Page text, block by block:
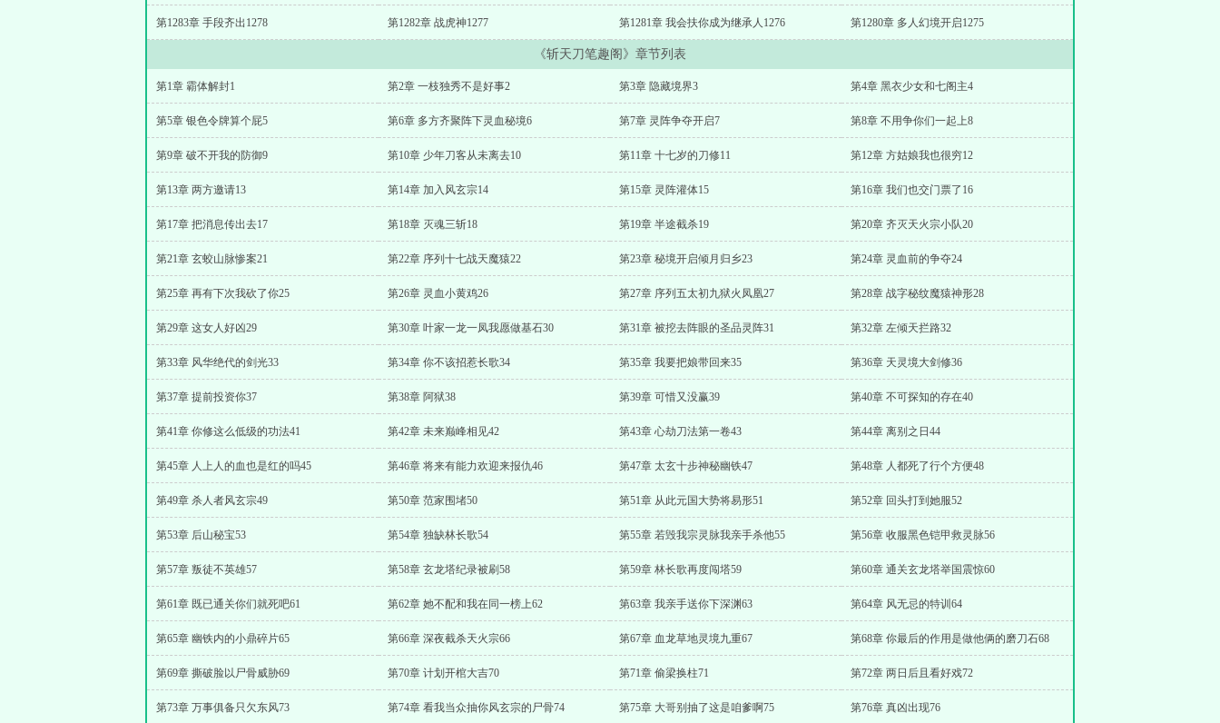
第1283章 手段齐出1278 第1282章 战虎神1277 第1281章 我会扶你成为继承人1276 第1280章 多人幻境开启1275
《斩天刀笔趣阁》章节列表
第1章 霸体解封1 第2章 一枝独秀不是好事2 第3章 隐藏境界3 第4章 黑衣少女和七阁主4
第5章 银色令牌算个屁5 第6章 多方齐聚阵下灵血秘境6 第7章 灵阵争夺开启7 第8章 不用争你们一起上8
第9章 破不开我的防御9 第10章 少年刀客从未离去10 第11章 十七岁的刀修11 第12章 方姑娘我也很穷12
第13章 两方邀请13 第14章 加入风玄宗14 第15章 灵阵灌体15 第16章 我们也交门票了16
第17章 把消息传出去17 第18章 灭魂三斩18 第19章 半途截杀19 第20章 齐灭天火宗小队20
第21章 玄蛟山脉惨案21 第22章 序列十七战天魔猿22 第23章 秘境开启倾月归乡23 第24章 灵血前的争夺24
第25章 再有下次我砍了你25 第26章 灵血小黄鸡26 第27章 序列五太初九狱火凤凰27 第28章 战字秘纹魔猿神形28
第29章 这女人好凶29 第30章 叶家一龙一凤我愿做基石30 第31章 被挖去阵眼的圣品灵阵31 第32章 左倾天拦路32
第33章 风华绝代的剑光33 第34章 你不该招惹长歌34 第35章 我要把娘带回来35 第36章 天灵境大剑修36
第37章 提前投资你37 第38章 阿狱38 第39章 可惜又没赢39 第40章 不可探知的存在40
第41章 你修这么低级的功法41 第42章 未来巅峰相见42 第43章 心劫刀法第一卷43 第44章 离别之日44
第45章 人上人的血也是红的吗45 第46章 将来有能力欢迎来报仇46 第47章 太玄十步神秘幽铁47 第48章 人都死了行个方便48
第49章 杀人者风玄宗49 第50章 范家围堵50 第51章 从此元国大势将易形51 第52章 回头打到她服52
第53章 后山秘宝53 第54章 独缺林长歌54 第55章 若毁我宗灵脉我亲手杀他55 第56章 收服黑色铠甲救灵脉56
第57章 叛徒不英雄57 第58章 玄龙塔纪录被刷58 第59章 林长歌再度闯塔59 第60章 通关玄龙塔举国震惊60
第61章 既已通关你们就死吧61 第62章 她不配和我在同一榜上62 第63章 我亲手送你下深渊63 第64章 风无忌的特训64
第65章 幽铁内的小鼎碎片65 第66章 深夜截杀天火宗66 第67章 血龙草地灵境九重67 第68章 你最后的作用是做他俩的磨刀石68
第69章 撕破脸以尸骨威胁69 第70章 计划开棺大吉70 第71章 偷梁换柱71 第72章 两日后且看好戏72
第73章 万事俱备只欠东风73 第74章 看我当众抽你风玄宗的尸骨74 第75章 大哥别抽了这是咱爹啊75 第76章 真凶出现76